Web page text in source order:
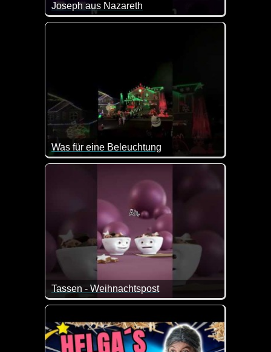
Joseph aus Nazareth
Das Lied "Ich bin so schön, ich bin so toll, ich bin
Was für eine Beleuchtung
Willkommen in der Nachbarschaft :-) Das ist ja
Tassen - Weihnachtspost
Da hat der Weihnachtsmann nicht ganz unrecht :-)